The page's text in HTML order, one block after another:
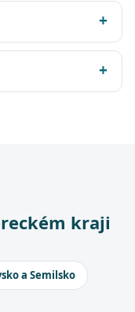
kraji
a Semilsko